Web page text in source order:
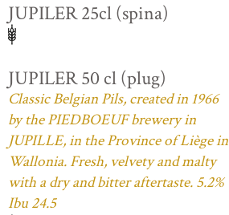
JUPILER 25cl (spina)
JUPILER 50 cl (plug)
Classic Belgian Pils, created in 1966
by the PIEDBOEUF brewery in
JUPILLE, in the Province of Liège in
Wallonia. Fresh, velvety and malty
with a dry and bitter aftertaste. 5.2%
Ibu 24.5